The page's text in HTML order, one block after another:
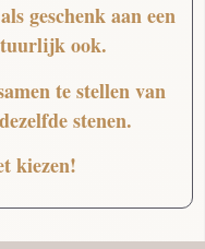
geschenk aan een
ook.
te stellen van
stenen.
kiezen!